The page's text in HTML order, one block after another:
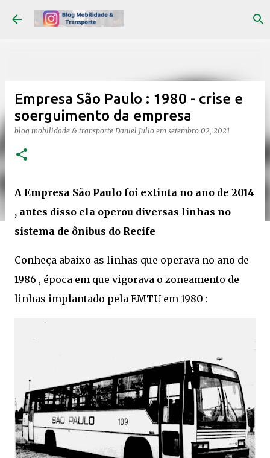
Pular para o conteúdo principal
Empresa São Paulo : 1980 - crise e
soerguimento da empresa
blog mobilidade & transporte Daniel Julio em setembro 02, 2021
A Empresa São Paulo foi extinta no ano de 2014
, antes disso ela operou diversas linhas no
sistema de ônibus do Recife
Conheça abaixo as linhas que operava no ano de
1986 , época em que vigorava o zoneamento de
linhas implantado pela EMTU em 1980 :